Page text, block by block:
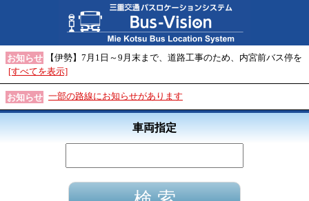
お知らせ
【伊勢】7月1日～9月末まで、道路工事のため、内宮前バス停を
[すべてを表示]
お知らせ 一部の路線にお知らせがあります
車両指定